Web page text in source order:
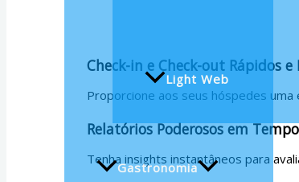
Light Web
Gastronomia
Check-in e Check-out Rápidos
Proporcione aos seus hóspedes uma
Relatórios Poderosos em
Tenha insights instantâneos para